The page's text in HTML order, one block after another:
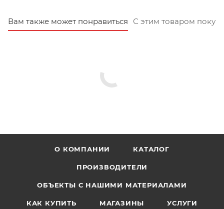
Вам также может понравиться С этим товаром
О КОМПАНИИ КАТАЛОГ
ПРОИЗВОДИТЕЛИ
ОБЪЕКТЫ С НАШИМИ МАТЕРИАЛАМИ
КАК КУПИТЬ МАГАЗИНЫ УСЛУГИ